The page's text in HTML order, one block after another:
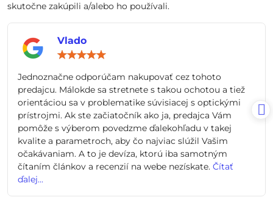
skutočne zakúpili a/alebo ho používali.
Vlado
5
Jednoznačne odporúčam nakupovať cez tohoto
predajcu. Málokde sa stretnete s takou ochotou a tiež
orientáciou sa v problematike súvisiacej s optickými
prístrojmi. Ak ste začiatočník ako ja, predajca Vám
pomôže s výberom povedzme ďalekohľadu v takej
kvalite a parametroch, aby čo najviac slúžil Vašim
očakávaniam. A to je devíza, ktorú iba samotným
čítaním článkov a recenzií na webe nezískate. Čítať
ďalej...